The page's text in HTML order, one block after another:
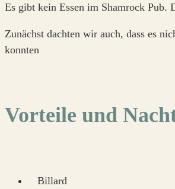
Es gibt kein Essen im Shamrock Pub.
Zunächst dachten wir auch, dass es
konnten
Vorteile und
Billard